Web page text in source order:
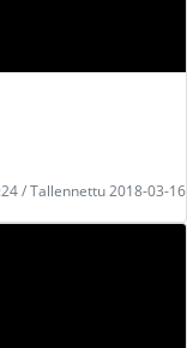
/ Tallennettu 2018-03-16